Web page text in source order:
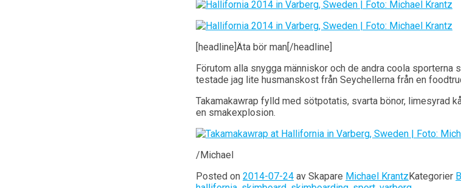
[headline]Äta bör man[/headline]
Förutom alla snygga människor och de andra coola sporterna
testade jag lite husmanskost från Seychellerna från en
Takamakawrap fylld med sötpotatis, svarta bönor, limesyrad
en smakexplosion.
/Michael
Posted on 2014-07-24 av Skapare Michael KrantzKategorier